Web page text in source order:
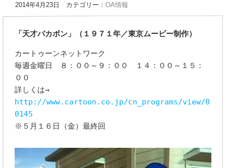
2014年4月23日 カテゴリー：OA情報
「天才バカボン」（１９７１年／東京ムービー制作）
カートゥーンネットワーク
毎週金曜日 ８：００～９：００ １４：００～１５：
００
詳しくは→
http://www.cartoon.co.jp/cn_programs/view/0
0145
※５月１６日（金）最終回